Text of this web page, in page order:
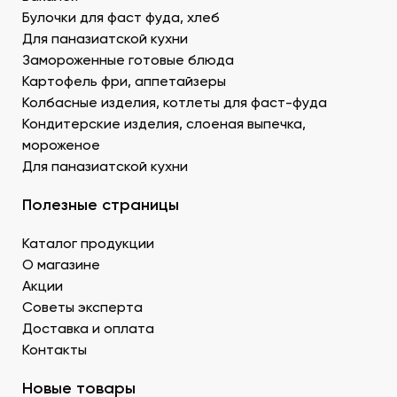
Креветку – королевскую, тигровую, дикую. В
Донецке купить продукты для суши –
морепродукты, можно оптом и с доставкой.
Муку темпура. Смесь пшеничной и рисовой муки с
крахмалом для золотистой корочки. Можно
заказать премиальный мучной продукт для суши в
Водоросли. Комбу, нори – качественные продукты
для суши в ДНР с быстрой доставкой.
Икру масаго, тобико. Свежайшие продукты для
Белый и черный кунжут. Придает блюду ореховые
суши оптом – кунжутные семена в разной
расфасовке. Используются для создания
вкусового оттенка и декорирования.
Соевый соус. Приготовленный по классическому
приобрести оптовой партией в нашей компании.
Булочки для фаст фуда, хлеб
Для паназиатской кухни
Замороженные готовые блюда
Картофель фри, аппетайзеры
Колбасные изделия, котлеты для фаст-фуда
Кондитерские изделия, слоеная выпечка,
мороженое
Для паназиатской кухни
Полезные страницы
Каталог продукции
О магазине
Акции
Советы эксперта
Доставка и оплата
Контакты
Новые товары